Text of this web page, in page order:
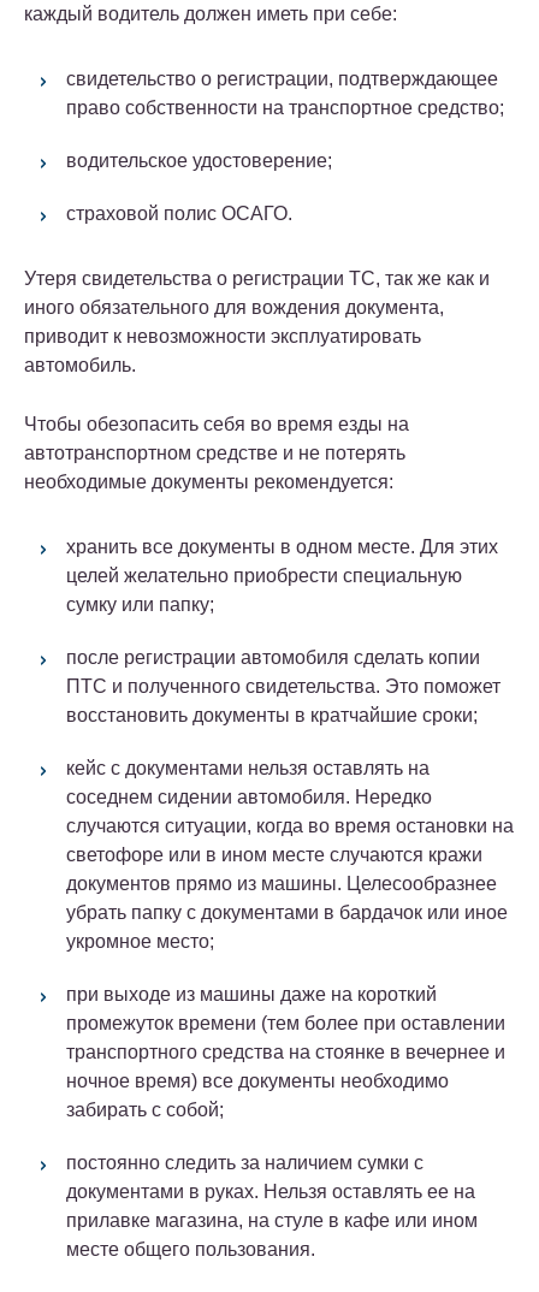
каждый водитель должен иметь при себе:
свидетельство о регистрации, подтверждающее
право собственности на транспортное средство;
водительское удостоверение;
страховой полис ОСАГО.
Утеря свидетельства о регистрации ТС, так же как и
иного обязательного для вождения документа,
приводит к невозможности эксплуатировать
автомобиль.
Чтобы обезопасить себя во время езды на
автотранспортном средстве и не потерять
необходимые документы рекомендуется:
хранить все документы в одном месте. Для этих
целей желательно приобрести специальную
сумку или папку;
после регистрации автомобиля сделать копии
ПТС и полученного свидетельства. Это поможет
восстановить документы в кратчайшие сроки;
кейс с документами нельзя оставлять на
соседнем сидении автомобиля. Нередко
случаются ситуации, когда во время остановки на
светофоре или в ином месте случаются кражи
документов прямо из машины. Целесообразнее
убрать папку с документами в бардачок или иное
укромное место;
при выходе из машины даже на короткий
промежуток времени (тем более при оставлении
транспортного средства на стоянке в вечернее и
ночное время) все документы необходимо
забирать с собой;
постоянно следить за наличием сумки с
документами в руках. Нельзя оставлять ее на
прилавке магазина, на стуле в кафе или ином
месте общего пользования.